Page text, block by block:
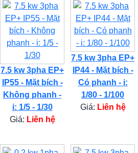
7.5 kw 3pha EP+
IP55 - Mặt bích -
Không phanh -
i: 1/5 - 1/30
Giá: Liên hệ
7.5 kw 3pha EP+
IP44 - Mặt bích -
Có phanh - i:
1/80 - 1/100
Giá: Liên hệ